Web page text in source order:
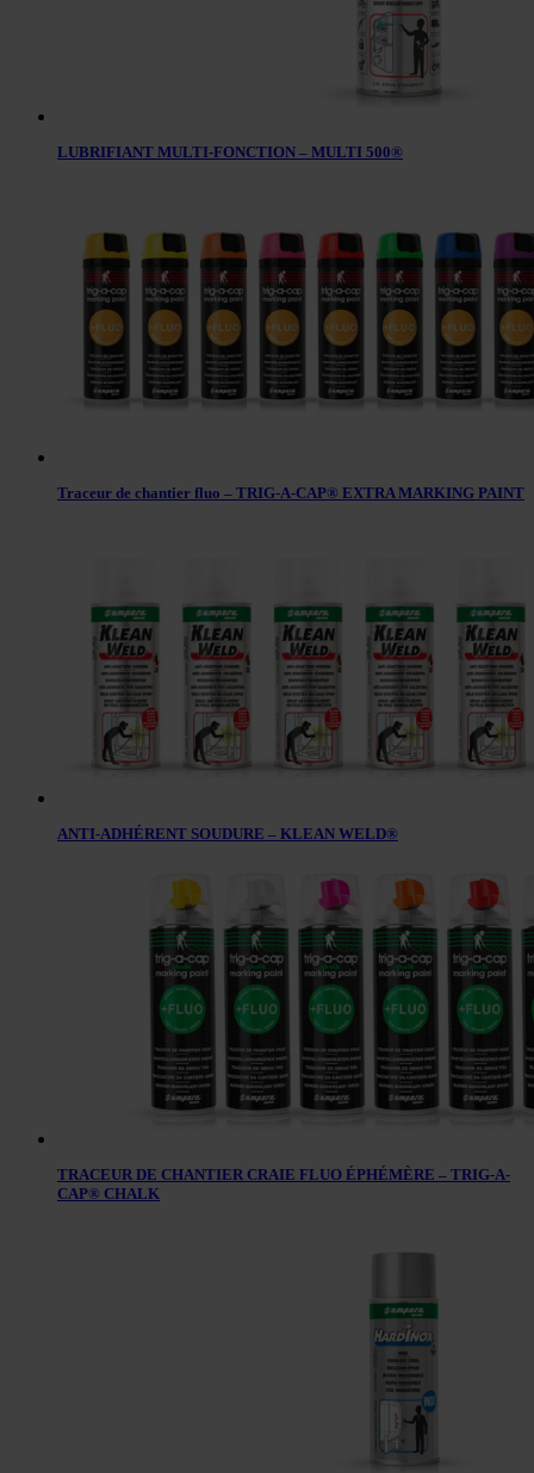
LUBRIFIANT MULTI-FONCTION – MULTI 500®
Traceur de chantier fluo – TRIG-A-CAP® EXTRA MARKING PAINT
ANTI-ADHÉRENT SOUDURE – KLEAN WELD®
TRACEUR DE CHANTIER CRAIE FLUO ÉPHÉMÈRE – TRIG-A-
CAP® CHALK